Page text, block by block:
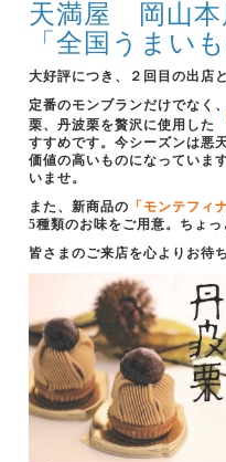
天満屋 岡山本
「全国うまい
大好評につき、２回目の出店
定番のモンブランだけでなく
栗、丹波栗を贅沢に使用した
すすめです。今シーズンは悪
価値の高いものになっていま
いませ。
また、新商品の 「モンテフィ
5種類のお味をご用意。ちょ
皆さまのご来店を心よりお待